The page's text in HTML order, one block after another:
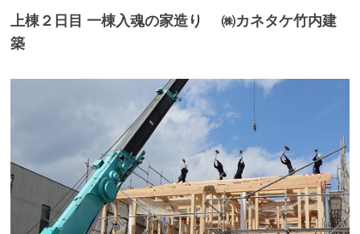
上棟２日目 一棟入魂の家造り ㈱カネタケ竹内建
築